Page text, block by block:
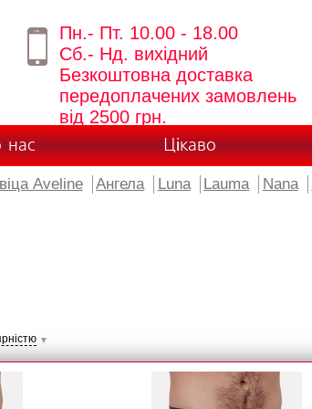
Пн.- Пт. 10.00 - 18.00
Сб.- Нд. вихідний
Безкоштовна доставка
передоплачених замовлень
від 2500 грн.
нас Цікаво
Aveline Ангела Luna Lauma Nana
▼